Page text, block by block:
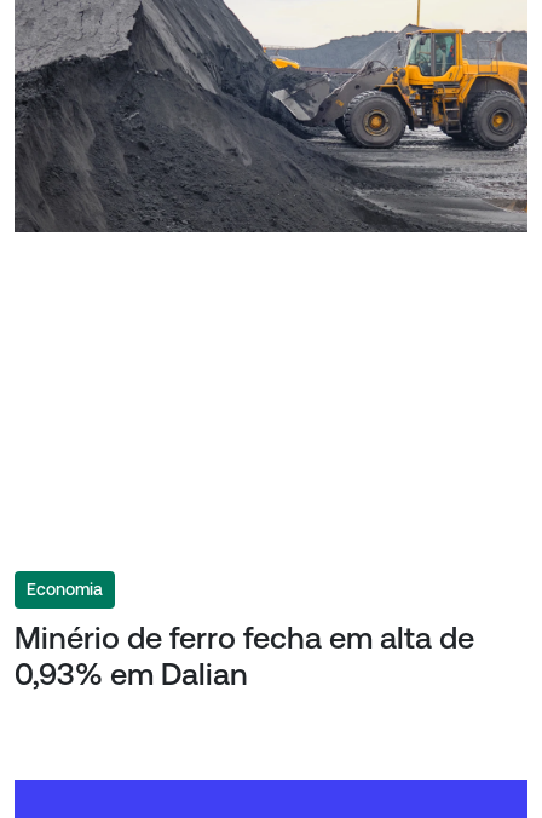
Economia
Minério de ferro fecha em alta de
0,93% em Dalian